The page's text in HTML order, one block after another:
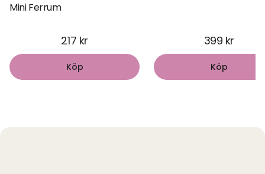
Mini Ferrum
217 kr
Köp
399 kr
Köp